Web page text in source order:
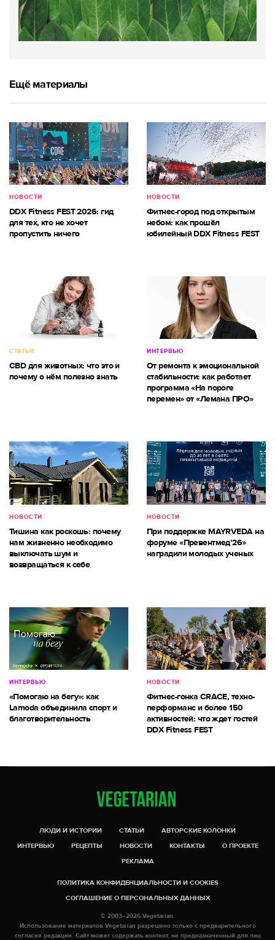
Ещё материалы
НОВОСТИ
DDX Fitness FEST 2026: гид
для тех, кто не хочет
пропустить ничего
НОВОСТИ
Фитнес-город под открытым
небом: как прошёл
юбилейный DDX Fitness FEST
СТАТЬИ
CBD для животных: что это и
почему о нём полезно знать
ИНТЕРВЬЮ
От ремонта к эмоциональной
стабильности: как работает
программа «На пороге
перемен» от «Лемана ПРО»
НОВОСТИ
Тишина как роскошь: почему
нам жизненно необходимо
выключать шум и
возвращаться к себе
НОВОСТИ
При поддержке MAYRVEDA на
форуме «Превентмед’26»
наградили молодых ученых
ИНТЕРВЬЮ
«Помогаю на бегу»: как
Lamoda объединила спорт и
благотворительность
НОВОСТИ
Фитнес-гонка CRACE, техно-
перформанс и более 150
активностей: что ждет гостей
DDX Fitness FEST
ЛЮДИ И ИСТОРИИ СТАТЬИ
АВТОРСКИЕ КОЛОНКИ
ИНТЕРВЬЮ
РЕЦЕПТЫ НОВОСТИ КОНТАКТЫ
О ПРОЕКТЕ
РЕКЛАМА
ПОЛИТИКА КОНФИДЕНЦИАЛЬНОСТИ И COOKIES
СОГЛАШЕНИЕ О ПЕРСОНАЛЬНЫХ ДАННЫХ
© 2003–2026 Vegetarian.
Использование материалов Vegetarian разрешено только с предварительного
согласия редакции. Сайт может содержать контент, не предназначенный для лиц